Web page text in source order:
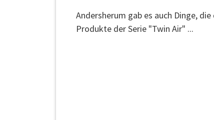
Andersherum gab es auch Dinge,
Produkte der Serie "Twin Air" ...